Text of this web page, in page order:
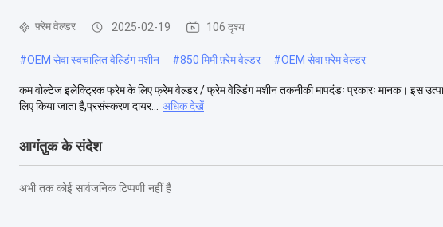
फ़्रेम वेल्डर 2025-02-19 106 दृश्य
#OEM सेवा स्वचालित वेल्डिंग मशीन #850 मिमी फ़्रेम वेल्डर #OEM सेवा फ़्रेम वेल्डर
कम वोल्टेज इलेक्ट्रिक फ्रेम के लिए फ्रेम वेल्डर / फ्रेम वेल्डिंग मशीन तकनीकी मापदंडः प्रकारः मानक। इस
लिए किया जाता है,प्रसंस्करण दायर...
अधिक देखें
आगंतुक के संदेश
अभी तक कोई सार्वजनिक टिप्पणी नहीं है